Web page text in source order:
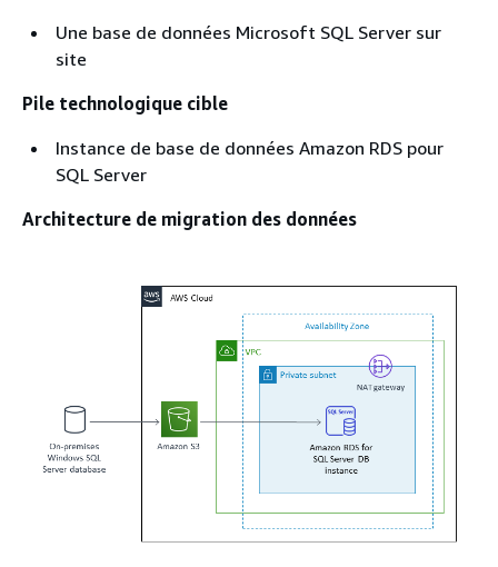
Une base de données Microsoft SQL Server sur
site
Pile technologique cible
Instance de base de données Amazon RDS pour
SQL Server
Architecture de migration des données